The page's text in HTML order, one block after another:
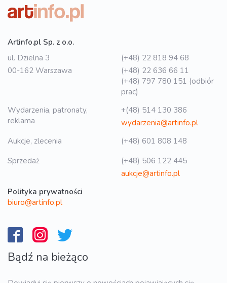
Artinfo.pl Sp. z o.o.
ul. Dzielna 3
00-162 Warszawa
(+48) 22 818 94 68
(+48) 22 636 66 11
(+48) 797 780 151 (odbiór
prac)
Wydarzenia, patronaty,
reklama
+(48) 514 130 386
wydarzenia@artinfo.pl
Aukcje, zlecenia
(+48) 601 808 148
Sprzedaż
(+48) 506 122 445
aukcje@artinfo.pl
Polityka prywatności
biuro@artinfo.pl
Bądź na bieżąco